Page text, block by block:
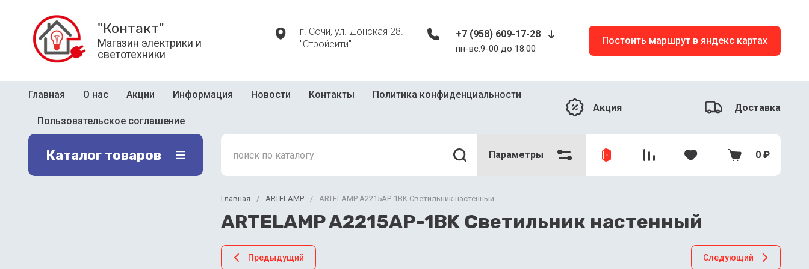
"Контакт"
Магазин электрики и
светотехники
г. Сочи, ул. Донская 28.
"Стройсити"
+7 (958) 609-17-28
пн-вс:9-00 до 18:00
Постоить маршрут в яндекс картах
Главная О нас Акции Информация Новости Контакты Политика конфиденциальности
Пользовательское соглашение
Акция Доставка
Каталог товаров Параметры 0 ₽
Главная / ARTELAMP / ARTELAMP A2215AP-1BK Светильник настенный
ARTELAMP A2215AP-1BK Светильник настенный
Предыдущий Следующий